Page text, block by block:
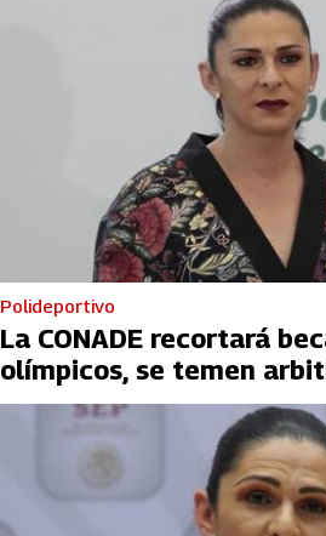
Polideportivo
La CONADE recortará
olímpicos, se temen